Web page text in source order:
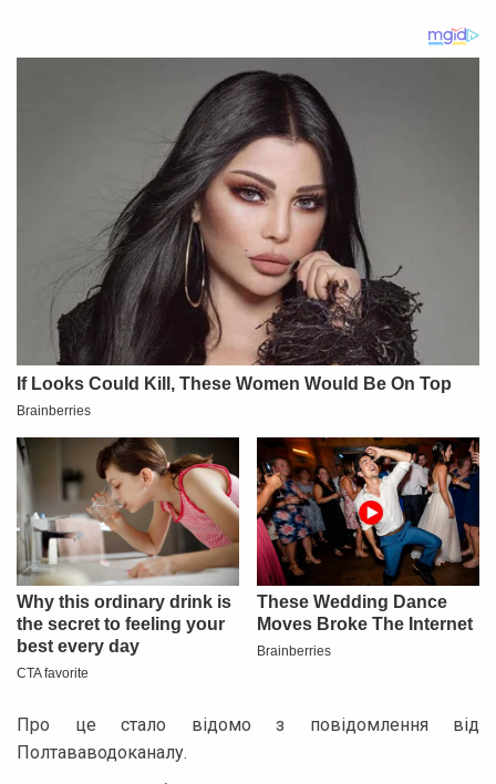
Про це стало відомо з повідомлення від
Полтававодоканалу.